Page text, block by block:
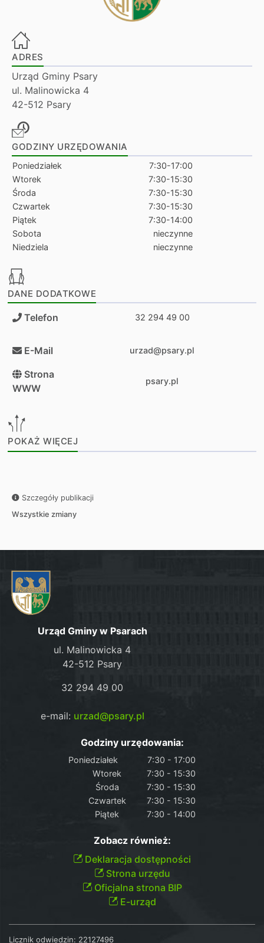
ADRES
Urząd Gminy Psary
ul. Malinowicka 4
42-512 Psary
GODZINY URZĘDOWANIA
Poniedziałek
7:30-17:00
Wtorek
7:30-15:30
Środa
7:30-15:30
Czwartek
7:30-15:30
Piątek
7:30-14:00
Sobota
nieczynne
Niedziela
nieczynne
DANE DODATKOWE
Telefon 32 294 49 00
E-Mail urzad@psary.pl
Strona
WWW
psary.pl
POKAŻ WIĘCEJ
Szczegóły publikacji
Wszystkie zmiany
Urząd Gminy w Psarach
ul. Malinowicka 4
42-512 Psary
32 294 49 00
e-mail: urzad@psary.pl
Godziny urzędowania:
Poniedziałek
7:30 - 17:00
Wtorek
7:30 - 15:30
Środa
7:30 - 15:30
Czwartek
7:30 - 15:30
Piątek
7:30 - 14:00
Zobacz również:
Deklaracja dostępności
Strona urzędu
Oficjalna strona BIP
E-urząd
Licznik odwiedzin: 22127496